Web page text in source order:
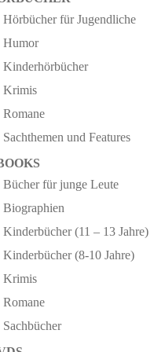
Hörbücher für Jugendliche
Humor
Kinderhörbücher
Krimis
Romane
Sachthemen und Features
Bücher für junge Leute
Biographien
Kinderbücher (11 – 13 Jahre)
Kinderbücher (8-10 Jahre)
Krimis
Romane
Sachbücher